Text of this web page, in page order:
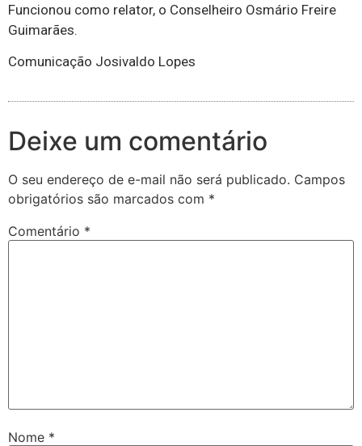
Funcionou como relator, o Conselheiro Osmário Freire
Guimarães.
Comunicação Josivaldo Lopes
Deixe um comentário
O seu endereço de e-mail não será publicado. Campos
obrigatórios são marcados com *
Comentário *
Nome *